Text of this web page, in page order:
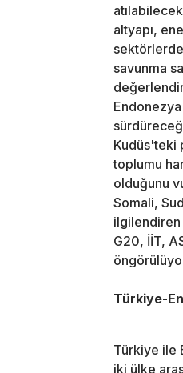
altyapı,
savunma
Kudüs'teki
toplumu
olduğunu
Somali,
ilgilendiren
G20, İİT,
Türkiye-
Türkiye ile
iki ülke